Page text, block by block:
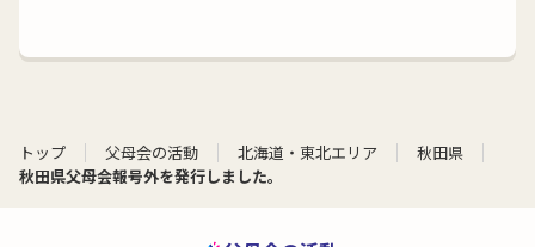
トップ 父母会の活動 北海道・東北エリア
秋田県
秋田県父母会報号外を発行しました。